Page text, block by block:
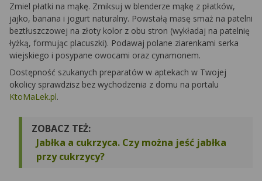
Zmiel płatki na mąkę. Zmiksuj w blenderze mąkę z płatków,
jajko, banana i jogurt naturalny. Powstałą masę smaż na patelni
beztłuszczowej na złoty kolor z obu stron (wykładaj na patelnię
łyżką, formując placuszki). Podawaj polane ziarenkami serka
wiejskiego i posypane owocami oraz cynamonem.
Dostępność szukanych preparatów w aptekach w Twojej
okolicy sprawdzisz bez wychodzenia z domu na portalu
KtoMaLek.pl.
ZOBACZ TEŻ:
Jabłka a cukrzyca. Czy można jeść jabłka
przy cukrzycy?